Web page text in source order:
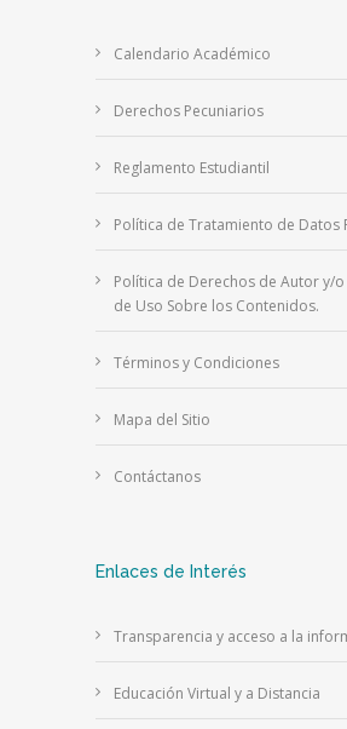
Calendario Académico
Derechos Pecuniarios
Reglamento Estudiantil
Política de Tratamiento de Datos
Política de Derechos de Autor y/
de Uso Sobre los Contenidos.
Términos y Condiciones
Mapa del Sitio
Contáctanos
Enlaces de Interés
Transparencia y acceso a la
Educación Virtual y a Distancia